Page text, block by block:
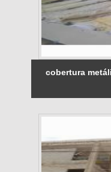
cobertura